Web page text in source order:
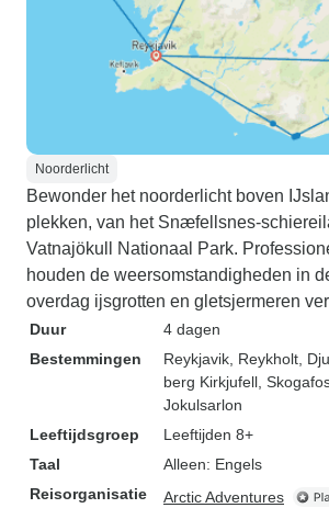
Noorderlicht
Bewonder het noorderlicht boven
plekken, van het Snæfellsnes-
Vatnajökull Nationaal Park.
houden de weersomstandigheden in
overdag ijsgrotten en gletsjermeren
Duur
4 dagen
Bestemmingen
Reykjavik , Reykholt ,
berg Kirkjufell ,
Jokulsarlon
Leeftijdsgroep
Leeftijden 8+
Taal
Alleen: Engels
Reisorganisatie
Arctic Adventures